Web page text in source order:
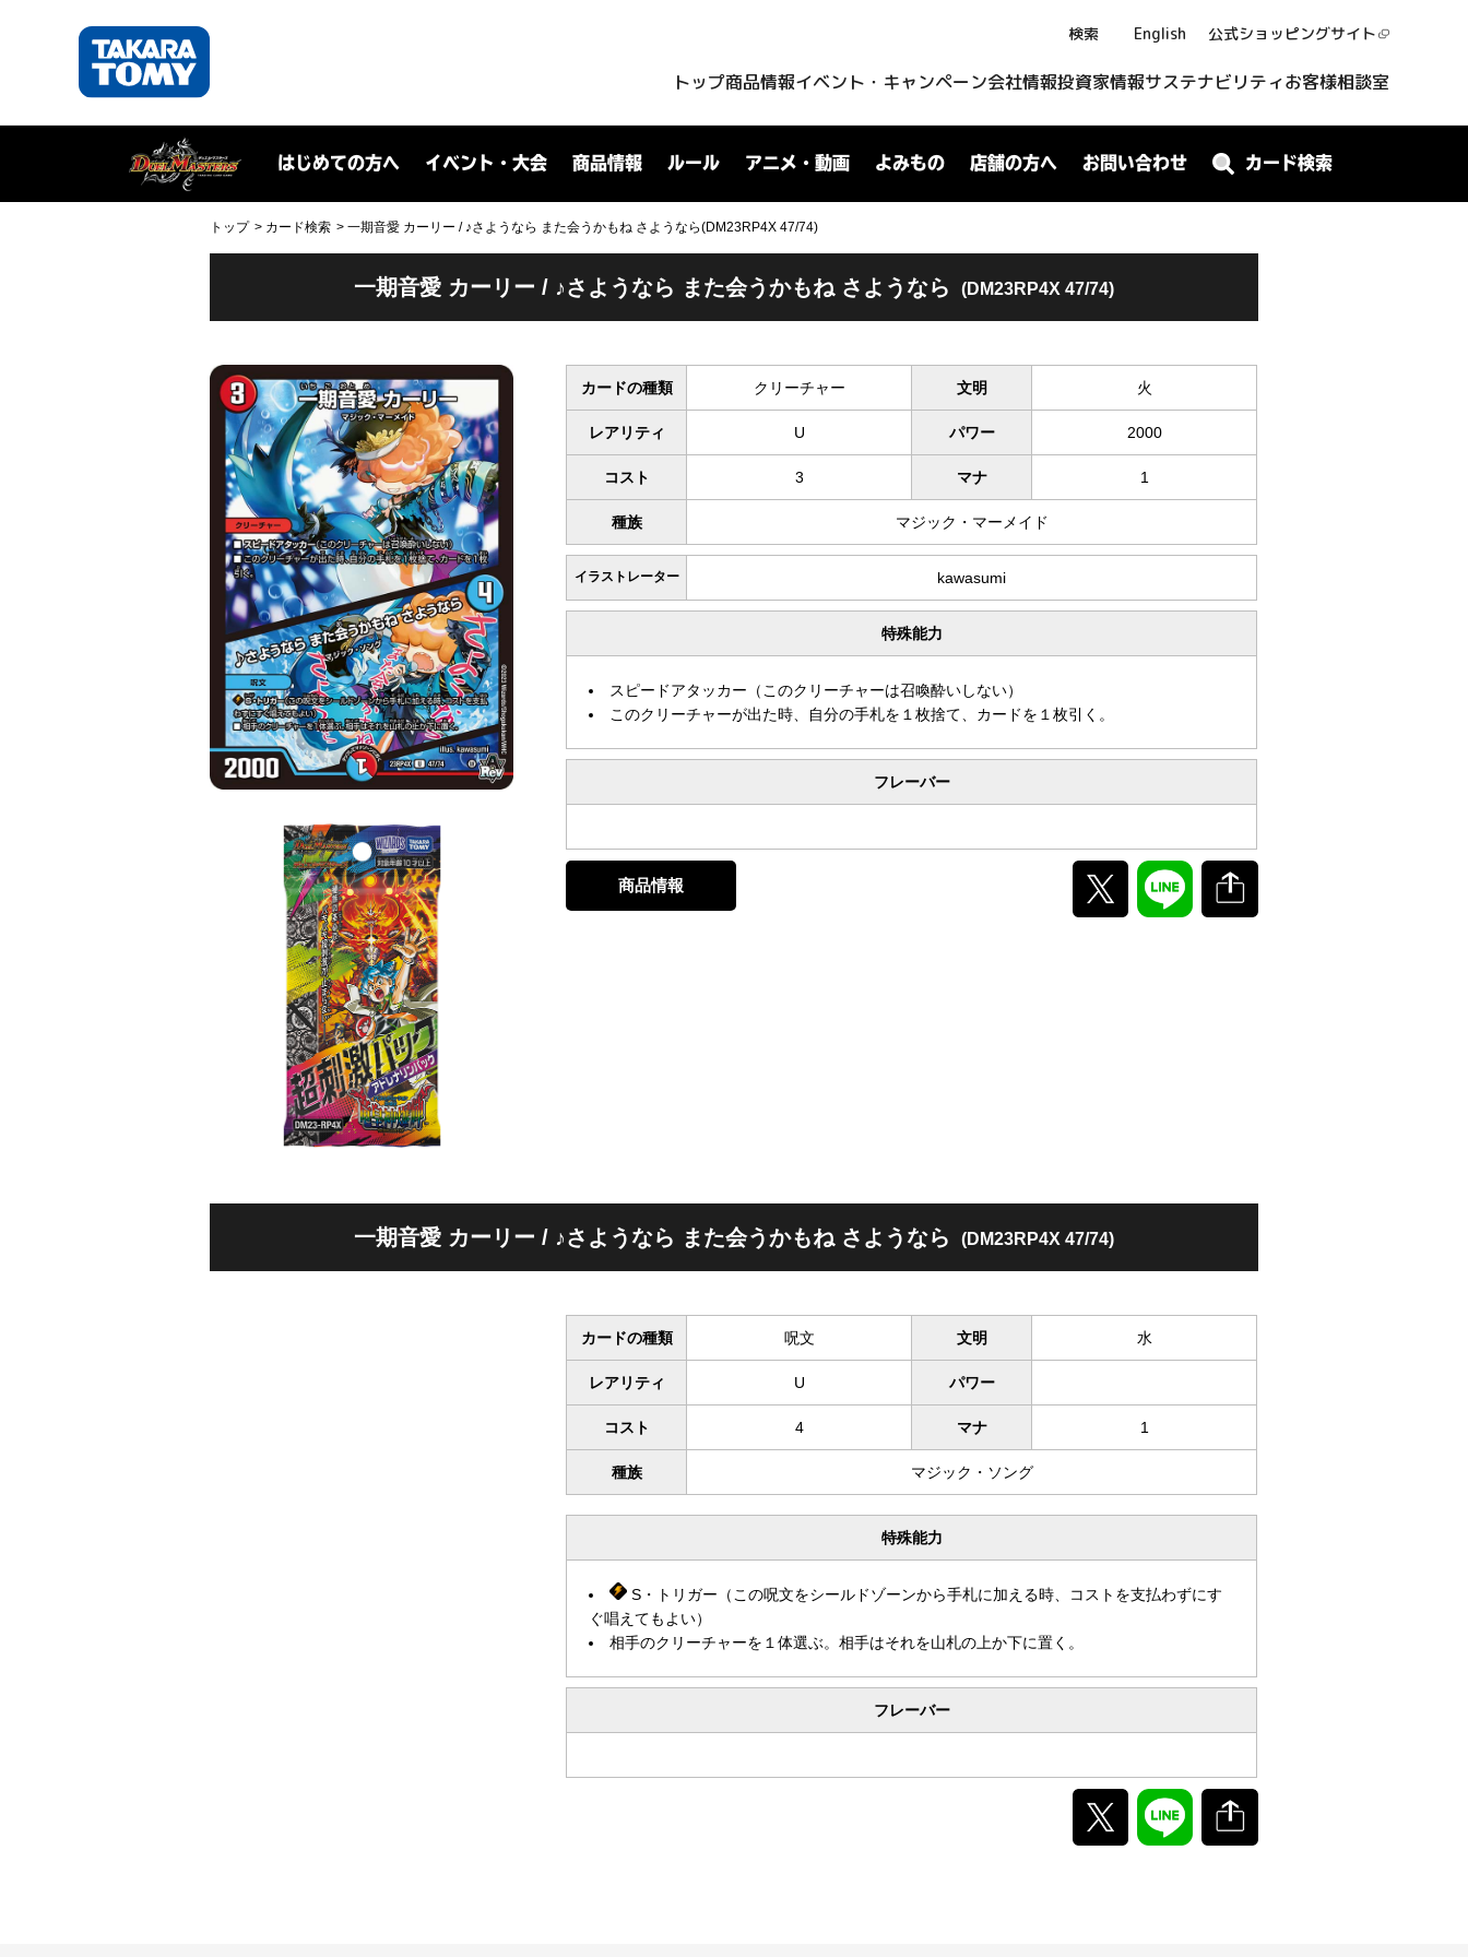
検索 English 公式ショッピングサイト
トップ商品情報イベント・キャンペーン会社情報投資家情報サステナビリティお客様相談室
はじめての方へ イベント・大会 商品情報 ルール アニメ・動画 よみもの 店舗の方へ お問い合わせ カード検索
トップ カード検索 一期音愛 カーリー / ♪さようなら また会うかもね さようなら(DM23RP4X 47/74)
一期音愛 カーリー / ♪さようなら また会うかもね さようなら (DM23RP4X 47/74)
カードの種類 クリーチャー 文明 火
レアリティ U パワー 2000
コスト 3 マナ 1
種族 マジック・マーメイド
イラストレーター kawasumi
特殊能力
スピードアタッカー（このクリーチャーは召喚酔いしない）
このクリーチャーが出た時、自分の手札を１枚捨て、カードを１枚引く。
フレーバー
商品情報
一期音愛 カーリー / ♪さようなら また会うかもね さようなら (DM23RP4X 47/74)
カードの種類 呪文 文明 水
レアリティ U パワー
コスト 4 マナ 1
種族 マジック・ソング
特殊能力
S・トリガー（この呪文をシールドゾーンから手札に加える時、コストを支払わずにす
ぐ唱えてもよい）
相手のクリーチャーを１体選ぶ。相手はそれを山札の上か下に置く。
フレーバー